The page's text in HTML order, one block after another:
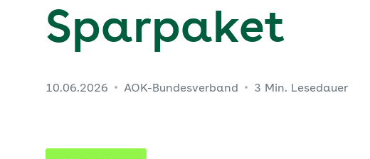
Sparpaket
10.06.2026 AOK-Bundesverband 3 Min. Lesedauer